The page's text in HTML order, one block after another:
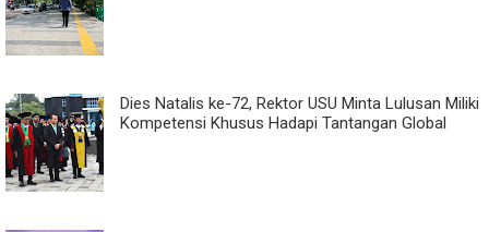
Dies Natalis ke-72, Rektor USU Minta Lulusan Miliki
Kompetensi Khusus Hadapi Tantangan Global